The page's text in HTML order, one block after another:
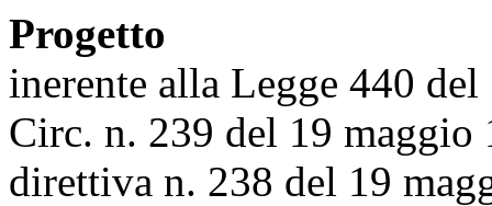
Progetto
inerente alla Legge 440
Circ. n. 239 del 19 maggio
direttiva n. 238 del 19